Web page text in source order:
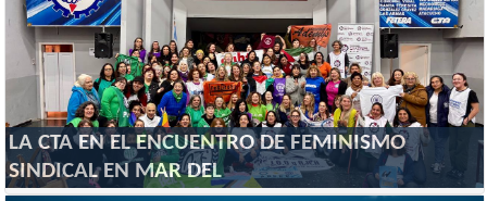
LA CTA EN EL ENCUENTRO DE FEMINISMO
SINDICAL EN MAR DEL